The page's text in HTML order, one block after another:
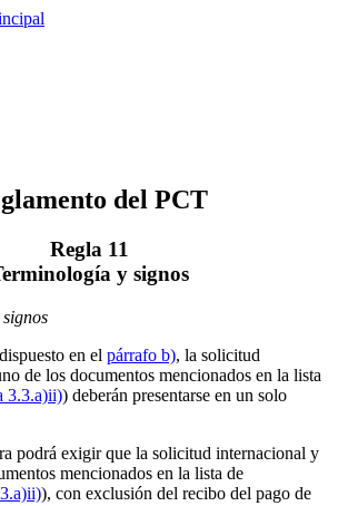
del PCT
Regla 11
y signos
en el párrafo b), la solicitud
de los documentos mencionados en la lista
3.3.a)ii)) deberán presentarse en un solo
podrá exigir que la solicitud internacional y
mencionados en la lista de
), con exclusión del recibo del pago de